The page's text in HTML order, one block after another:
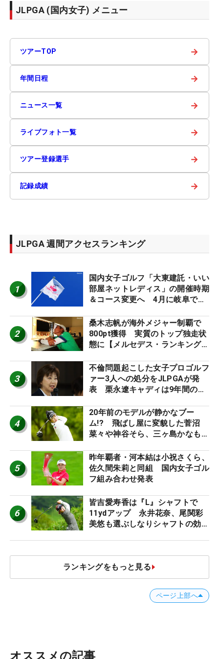
JLPGA (国内女子) メニュー
ツアーTOP →
年間日程 →
ニュース一覧 →
ライブフォト一覧 →
ツアー登録選手 →
記録成績 →
JLPGA 週間アクセスランキング
1
国内女子ゴルフ「大東建託・いい
部屋ネットレディス」の開催時期
＆コース変更へ 4月に岐阜で開
2
桑木志帆が海外メジャー制覇で
800pt獲得 実質のトップ独走状
態に【メルセデス・ランキング番
3
不倫問題起こした女子プロゴルフ
ァー3人への処分をJLPGAが発
表 栗永遼キャディは9年間の立
4
20年前のモデルが静かなブー
ム!? 飛ばし屋に変貌した菅沼
菜々や神谷そら、三ヶ島かなも使
ロたちの“飛ばしギア”】
5
昨年覇者・河本結は小祝さくら、
佐久間朱莉と同組 国内女子ゴル
フ組み合わせ発表
6
皆吉愛寿香は『L』シャフトで
11ydアップ 永井花奈、尾関彩
美悠も選ぶしなりシャフトの効果
ランキングをもっと見る
ページ上部へ
オススメの記事